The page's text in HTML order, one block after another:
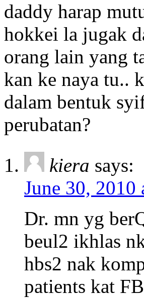
daddy harap
hokkei la jugak
orang lain yang
kan ke naya tu..
dalam bentuk
perubatan?
kiera says:
June 30, 2010
Dr. mn yg
beul2 ikhlas
hbs2 nak
patients kat